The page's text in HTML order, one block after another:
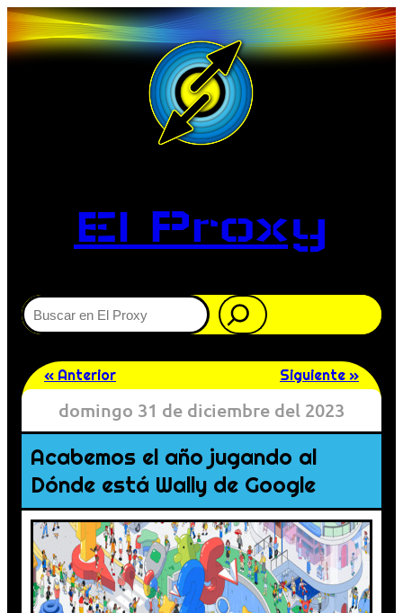
El Proxy
Buscar
« Anterior Siguiente »
domingo 31 de diciembre del 2023
Acabemos el año jugando al
Dónde está Wally de Google